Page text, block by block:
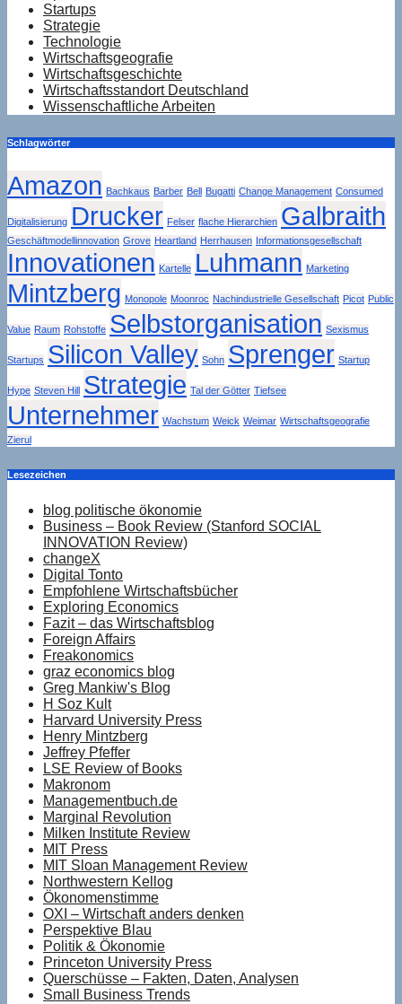
Startups
Strategie
Technologie
Wirtschaftsgeografie
Wirtschaftsgeschichte
Wirtschaftsstandort Deutschland
Wissenschaftliche Arbeiten
Schlagwörter
Amazon Bachkaus Barber Bell Bugatti Change Management Consumed
Digitalisierung Drucker Felser flache Hierarchien Galbraith
Geschäftmodellinnovation Grove Heartland Herrhausen Informationsgesellschaft
Innovationen Kartelle Luhmann Marketing
Mintzberg Monopole Moonroc Nachindustrielle Gesellschaft Picot Public
Value Raum Rohstoffe Selbstorganisation Sexismus
Startups Silicon Valley Sohn Sprenger Startup
Hype Steven Hill Strategie Tal der Götter Tiefsee
Unternehmer Wachstum Weick Weimar Wirtschaftsgeografie
Zierul
Lesezeichen
blog politische ökonomie
Business – Book Review (Stanford SOCIAL
INNOVATION Review)
changeX
Digital Tonto
Empfohlene Wirtschaftsbücher
Exploring Economics
Fazit – das Wirtschaftsblog
Foreign Affairs
Freakonomics
graz economics blog
Greg Mankiw's Blog
H Soz Kult
Harvard University Press
Henry Mintzberg
Jeffrey Pfeffer
LSE Review of Books
Makronom
Managementbuch.de
Marginal Revolution
Milken Institute Review
MIT Press
MIT Sloan Management Review
Northwestern Kellog
Ökonomenstimme
OXI – Wirtschaft anders denken
Perspektive Blau
Politik & Ökonomie
Princeton University Press
Querschüsse – Fakten, Daten, Analysen
Small Business Trends